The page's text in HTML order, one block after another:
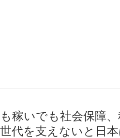
も稼いでも社会保障
代を支えないと日